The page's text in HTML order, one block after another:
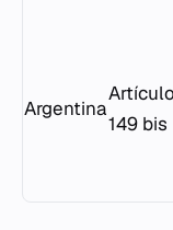
Argentina
Artículo
149 bis